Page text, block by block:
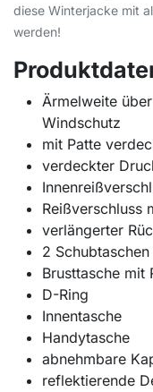
diese Winterjacke mit
werden!
Ärmelweite
Windschutz
mit Patte
verdeckter
Reißverschluss
verlängerter
2
Brusttasche mit
D-Ring
Innentasche
Handytasche
abnehmbare
reflektierende